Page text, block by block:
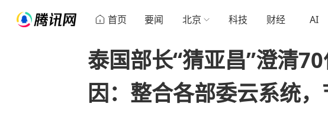
首页 要闻 北京 科技 财经 AI
泰国部长“猜亚昌”澄清
因：整合各部委云系统